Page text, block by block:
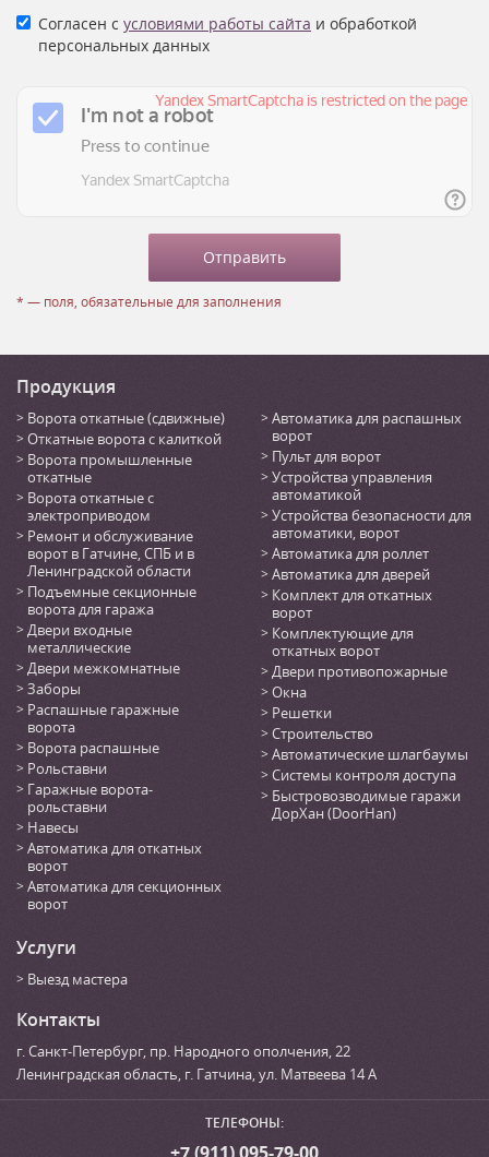
Согласен с условиями работы сайта и обработкой
персональных данных
* — поля, обязательные для заполнения
Продукция
Ворота откатные (сдвижные)
Откатные ворота с калиткой
Ворота промышленные
откатные
Ворота откатные с
электроприводом
Ремонт и обслуживание
ворот в Гатчине, СПБ и в
Ленинградской области
Подъемные секционные
ворота для гаража
Двери входные
металлические
Двери межкомнатные
Заборы
Распашные гаражные
ворота
Ворота распашные
Рольставни
Гаражные ворота-
рольставни
Навесы
Автоматика для откатных
ворот
Автоматика для секционных
ворот
Автоматика для распашных
ворот
Пульт для ворот
Устройства управления
автоматикой
Устройства безопасности для
автоматики, ворот
Автоматика для роллет
Автоматика для дверей
Комплект для откатных
ворот
Комплектующие для
откатных ворот
Двери противопожарные
Окна
Решетки
Строительство
Автоматические шлагбаумы
Системы контроля доступа
Быстровозводимые гаражи
ДорХан (DoorHan)
Услуги
Выезд мастера
Контакты
г. Санкт-Петербург, пр. Народного ополчения, 22
Ленинградская область, г. Гатчина,ул. Матвеева 14 А
ТЕЛЕФОНЫ: